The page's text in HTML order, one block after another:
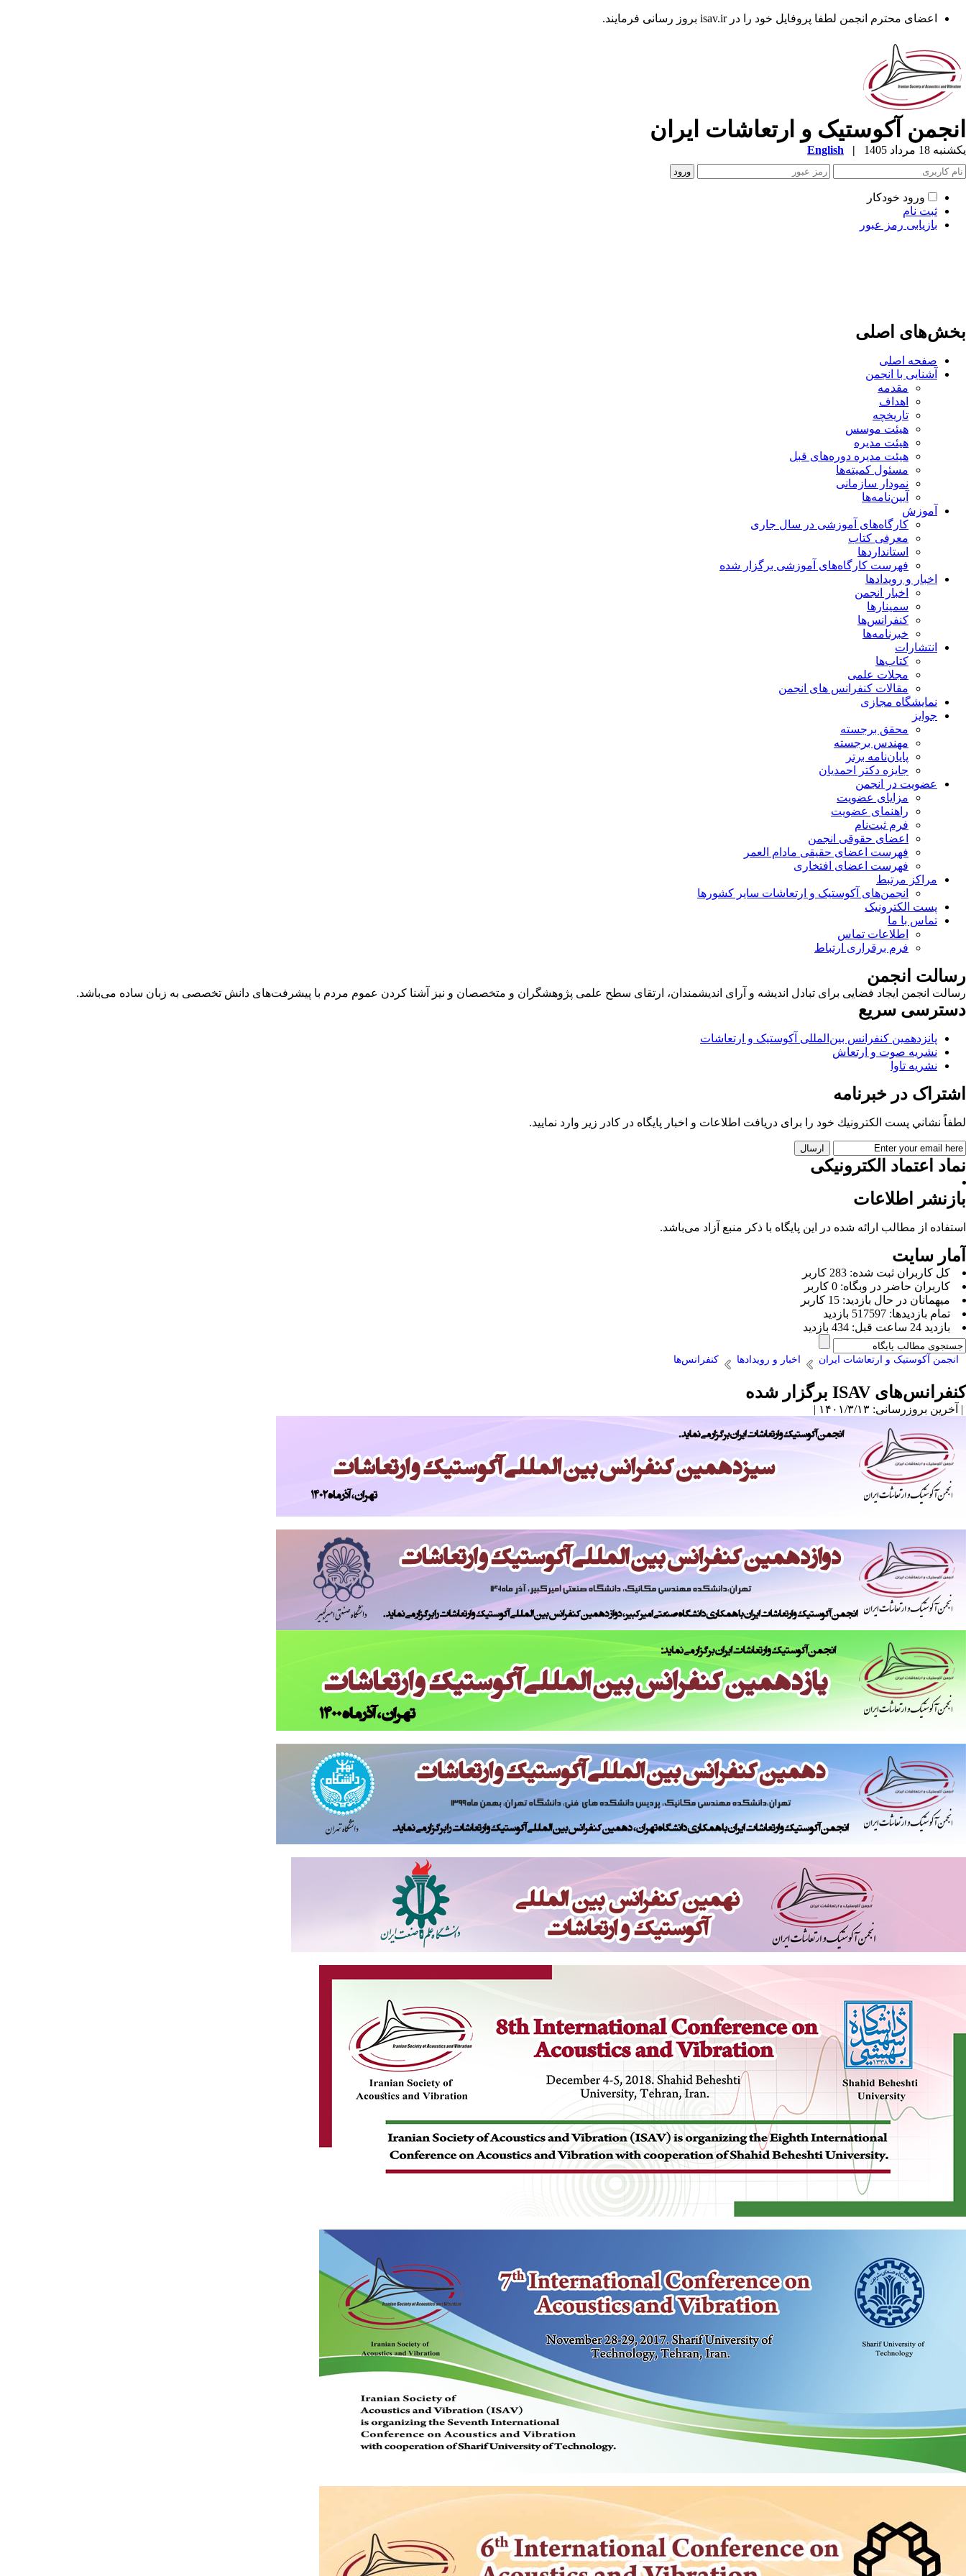
اعضای محترم انجمن لطفا پروفایل خود را در isav.ir بروز رسانی فرمایند.
انجمن آکوستیک و ارتعاشات ایران
یکشنبه 18 مرداد 1405 |
English
ورود خودکار
ثبت نام
بازیابی رمز عبور
بخش‌های اصلی
صفحه اصلی
آشنایی با انجمن
مقدمه
اهداف
تاریخچه
هیئت موسس
هیئت مدیره
هیئت مدیره دوره‌های قبل
مسئول کمیته‌ها
نمودار سازمانی
آیین‌نامه‌ها
آموزش
کارگاه‌های آموزشی در سال جاری
معرفی کتاب
استانداردها
فهرست کارگاه‌های آموزشی برگزار شده
اخبار و رویدادها
اخبار انجمن
سمینارها
کنفرانس‌ها
خبرنامه‌ها
انتشارات
کتاب‌ها
مجلات علمی
مقالات کنفرانس های انجمن
نمایشگاه مجازی
جوایز
محقق برجسته
مهندس برجسته
پایان‌نامه برتر
جایزه دکتر احمدیان
عضویت در انجمن
مزایای عضویت
راهنمای عضویت
فرم ثبت‌نام
اعضای حقوقی انجمن
فهرست اعضای حقیقی مادام‌ العمر
فهرست اعضای افتخاری
مراکز مرتبط
انجمن‌های آکوستیک و ارتعاشات سایر کشورها
پست الکترونیک
تماس با ما
اطلاعات تماس
فرم برقراری ارتباط
رسالت انجمن
رسالت انجمن ایجاد فضایی برای تبادل اندیشه و آرای اندیشمندان، ارتقای سطح علمی پژوهشگران و متخصصان و نیز آشنا کردن عموم مردم با پیشرفت‌های دانش تخصصی به زبان ساده می‌باشد.
دسترسی سریع
پانزدهمین کنفرانس بین‌المللی آکوستیک و ارتعاشات
نشریه صوت و ارتعاش
نشریه تاوا
اشتراک در خبرنامه
لطفاً نشاني پست الكترونيك خود را برای دريافت اطلاعات و اخبار پايگاه در كادر زير وارد نمایید.
نماد اعتماد الکترونیکی
بازنشر اطلاعات
استفاده از مطالب ارائه شده در این پایگاه با ذکر منبع آزاد می‌باشد.
آمار سایت
كل کاربران ثبت شده: 283 کاربر
کاربران حاضر در وبگاه: 0 کاربر
ميهمانان در حال بازديد: 15 کاربر
تمام بازديد‌ها: 517597 بازدید
بازديد 24 ساعت قبل: 434 بازدید
انجمن آکوستیک و ارتعاشات ایران اخبار و رویدادها کنفرانس‌ها
کنفرانس‌های ISAV برگزار شده
| آخرین بروزرسانی: ۱۴۰۱/۳/۱۳ |